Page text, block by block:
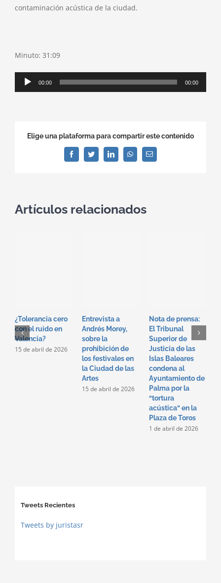
en
RNE
contaminación acústica de la ciudad.
Minuto: 31:09
Reproductor
de
00:00 00:00
Elige una plataforma para compartir este contenido
FacebookTwitterLinkedInWhatsAppCorreo
electrónico
Artículos relacionados
¿Tolerancia cero
con el ruido en
Valencia?
15 de abril de 2026
Entrevista a
Andrés Morey,
sobre la
prohibición de
los festivales en
la Ciudad de las
Artes
15 de abril de 2026
Nota de prensa:
El Tribunal
Superior de
Justicia de las
Islas Baleares
condena al
Ayuntamiento de
Palma por la
“tortura
acústica” en la
Plaza de Toros
1 de abril de 2026
Tweets Recientes
Tweets by juristasr